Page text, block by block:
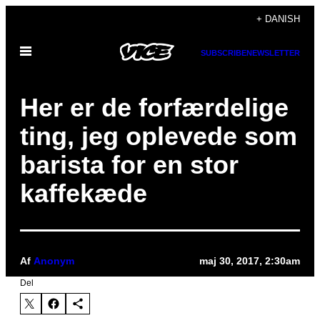
indhold
+ DANISH
Åbn
SUBSCRIBENEWSLETTER
Her er de forfærdelige
ting, jeg oplevede som
barista for en stor
kaffekæde
Af Anonym maj 30, 2017, 2:30am
Del